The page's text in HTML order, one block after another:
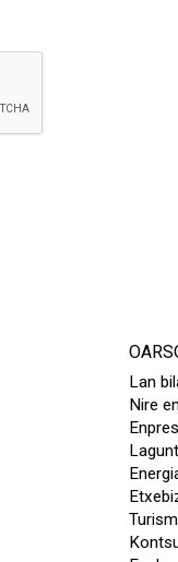
Lan
Nire